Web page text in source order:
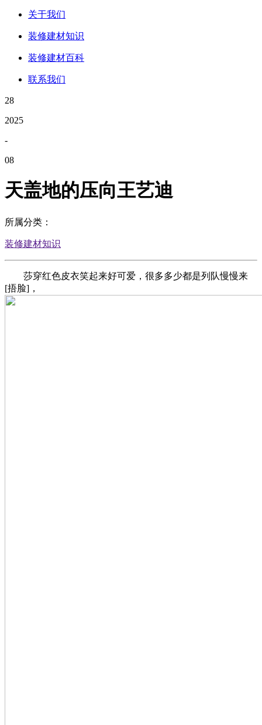
关于我们
装修建材知识
装修建材百科
联系我们
28
2025
-
08
天盖地的压向王艺迪
所属分类：
装修建材知识
莎穿红色皮衣笑起来好可爱，很多多少都是列队慢慢来
[捂脸]，